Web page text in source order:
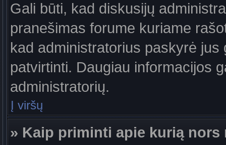
Gali būti, kad diskusijų
pranešimas forume kuriame
kad administratorius paskyrė
patvirtinti. Daugiau informacijos
administratorių.
Į viršų
» Kaip priminti apie kurią nors